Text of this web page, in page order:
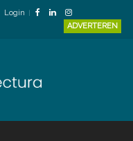
Login
ADVERTEREN